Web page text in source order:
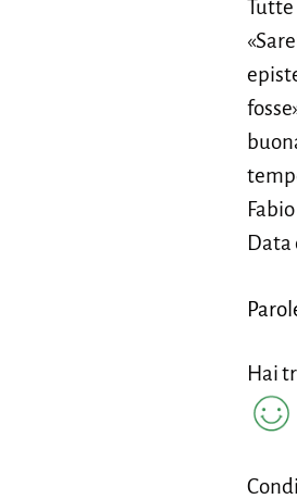
Hai